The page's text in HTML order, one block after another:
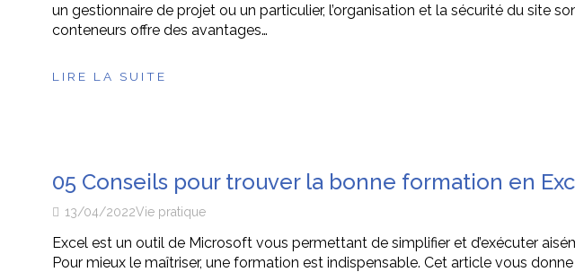
un gestionnaire de projet ou un particulier, l’organisation et la sécurité du site
conteneurs offre des avantages…
LIRE LA SUITE
05 Conseils pour trouver la bonne formation en
13/04/2022Vie pratique
Excel est un outil de Microsoft vous permettant de simplifier et d’exécuter
Pour mieux le maîtriser, une formation est indispensable. Cet article vous